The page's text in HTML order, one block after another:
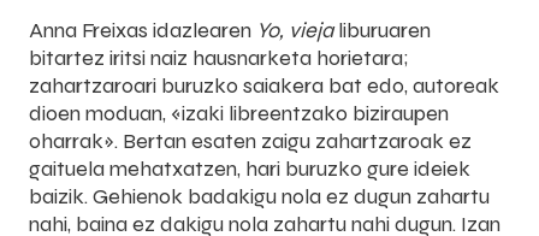
Anna Freixas idazlearen Yo, viejaliburuaren
bitartez iritsi naiz hausnarketa horietara;
zahartzaroari buruzko saiakera bat edo, autoreak
dioen moduan, «izaki libreentzako biziraupen
oharrak». Bertan esaten zaigu zahartzaroak ez
gaituela mehatxatzen, hari buruzko gure ideiek
baizik. Gehienok badakigu nola ez dugun zahartu
nahi, baina ez dakigu nola zahartu nahi dugun. Izan